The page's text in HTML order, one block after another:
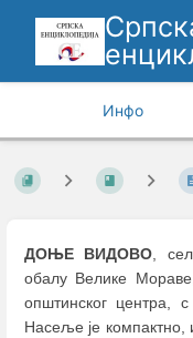
Инфо
ДОЊЕ ВИДОВО,
обалу Велике
општинског центра,
Насеље је компактно,